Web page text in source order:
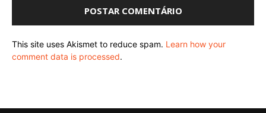
This site uses Akismet to reduce spam. Learn how your
comment data is processed.